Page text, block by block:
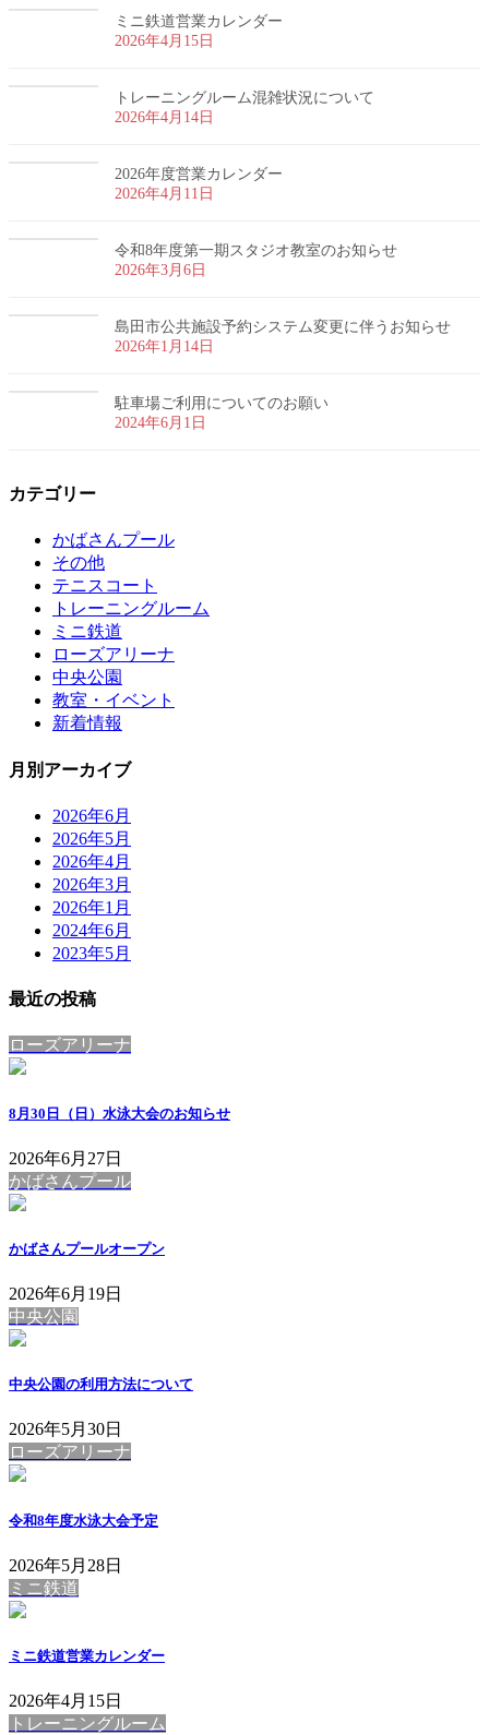
ミニ鉄道営業カレンダー
2026年4月15日
トレーニングルーム混雑状況について
2026年4月14日
2026年度営業カレンダー
2026年4月11日
令和8年度第一期スタジオ教室のお知らせ
2026年3月6日
島田市公共施設予約システム変更に伴うお知らせ
2026年1月14日
駐車場ご利用についてのお願い
2024年6月1日
カテゴリー
かばさんプール
その他
テニスコート
トレーニングルーム
ミニ鉄道
ローズアリーナ
中央公園
教室・イベント
新着情報
月別アーカイブ
2026年6月
2026年5月
2026年4月
2026年3月
2026年1月
2024年6月
2023年5月
最近の投稿
ローズアリーナ
8月30日（日）水泳大会のお知らせ
2026年6月27日
かばさんプール
かばさんプールオープン
2026年6月19日
中央公園
中央公園の利用方法について
2026年5月30日
ローズアリーナ
令和8年度水泳大会予定
2026年5月28日
ミニ鉄道
ミニ鉄道営業カレンダー
2026年4月15日
トレーニングルーム